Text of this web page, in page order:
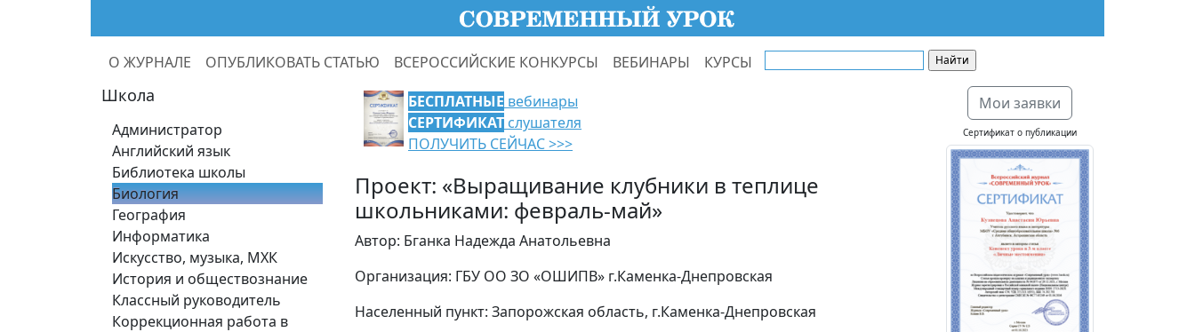
О ЖУРНАЛЕ ОПУБЛИКОВАТЬ СТАТЬЮ ВСЕРОССИЙСКИЕ КОНКУРСЫ ВЕБИНАРЫ КУРСЫ
Школа
Администратор
Английский язык
Библиотека школы
Биология
География
Информатика
Искусство, музыка, МХК
История и обществознание
Классный руководитель
Коррекционная работа в
БЕСПЛАТНЫЕ вебинары
СЕРТИФИКАТ слушателя
ПОЛУЧИТЬ СЕЙЧАС >>>
Проект: «Выращивание клубники в теплице
школьниками: февраль-май»
Автор: Бганка Надежда Анатольевна
Организация: ГБУ ОО ЗО «ОШИПВ» г.Каменка-Днепровская
Населенный пункт: Запорожская область, г.Каменка-Днепровская
Мои заявки
Сертификат о публикации